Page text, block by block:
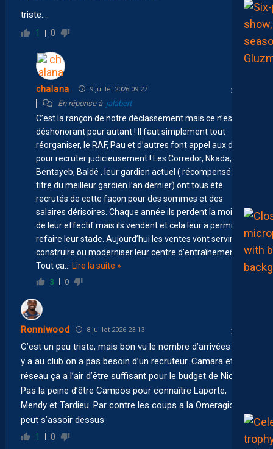
triste….
1 0
chalana 9 juillet 2026 09:27
En réponse à jalabert
C’est la rançon de notre déclassement mais ce n’est pas
déshonorant pour autant ! Il faut simplement tout
réorganiser, le RAF, Pau et d’autres font appel aux datas
pour recruter judicieusement ! Les Corredor, Nkada,
Bentayeb, Baldé , leur gardien actuel ( récompensé du
titre du meilleur gardien l’an dernier) ont tous été
recrutés de cette façon pour des sommes et des
salaires dérisoires. Chaque année ils perdent la moitié
de leur effectif mais ils vendent et cela leur a permis de
refaire leur stade. Aujourd’hui les ventes vont servir à
construire ou moderniser leur centre d’entraînement .
Tout ça
Lire la suite »
3 0
Ronniwood 8 juillet 2026 23:13
C’est un peu triste, mais bon vu le nombre d’arrivées qu’il
y a au club on a pas besoin d’un recruteur. Camara et son
réseau ça a l’air d’être suffisant pour le budget de Nicollin.
Pas la peine d’être Campos pour connaître Laporte,
Mendy et Tardieu. Par contre les coups a la Omeragic on
peut s’assoir dessus
1 0